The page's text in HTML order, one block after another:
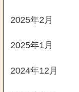
2025年2月
2025年1月
2024年12月